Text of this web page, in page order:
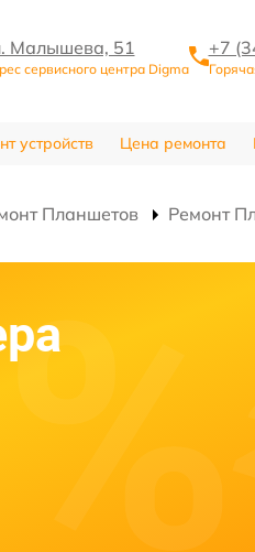
Малышева, 51
сервисного центра Digma
+7
устройств Цена ремонта
Планшетов Ремонт